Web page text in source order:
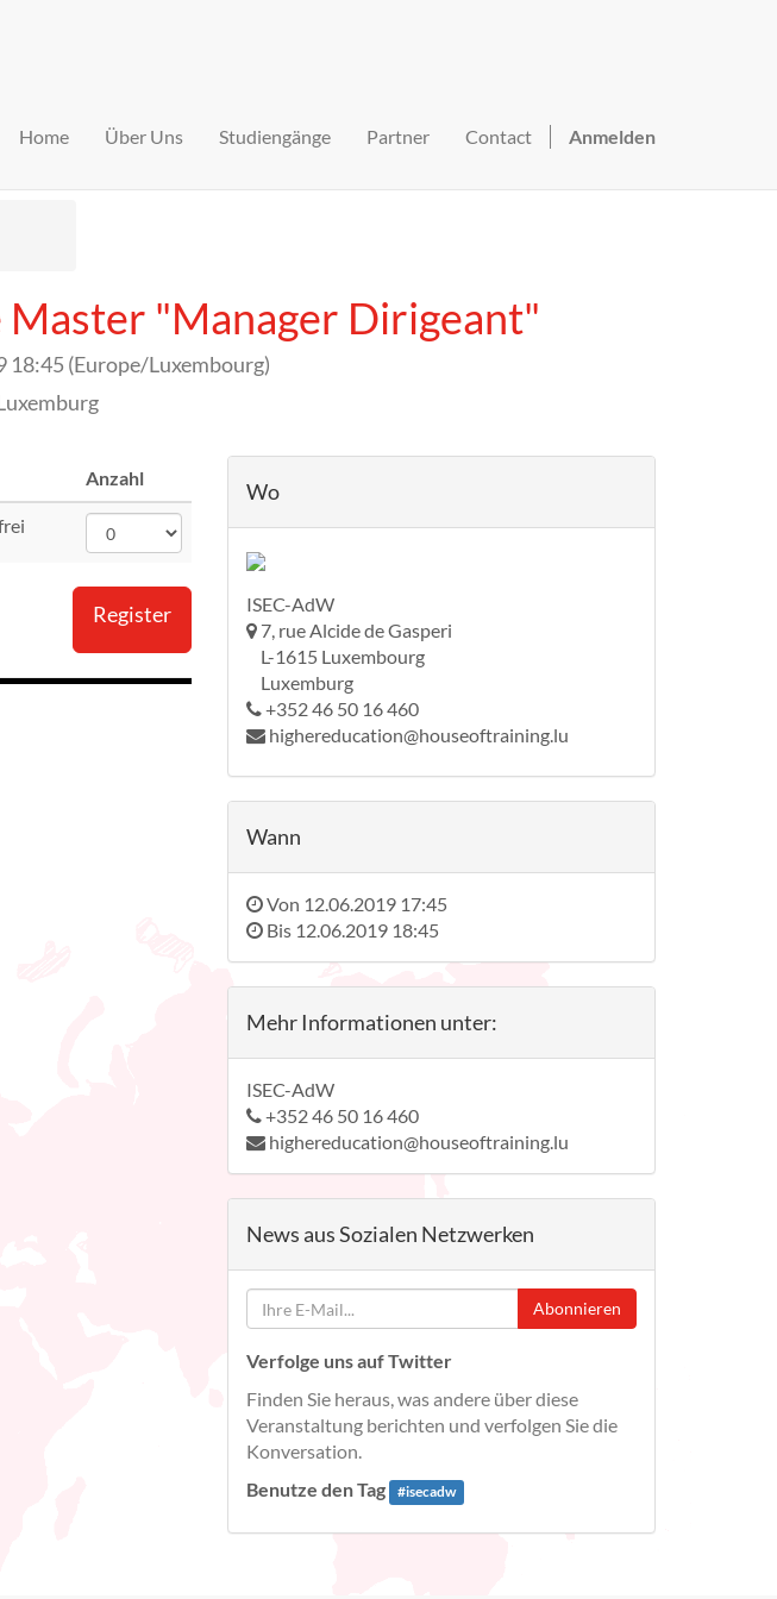
Home Über Uns Studiengänge Partner Contact Anmelden
"Manager Dirigeant"
18:45(Europe/Luxembourg)
Anzahl
Register
Wo
ISEC-AdW
7, rue Alcide de Gasperi
L-1615 Luxembourg
Luxemburg
+352 46 50 16 460
highereducation@houseoftraining.lu
Wann
Von 12.06.2019 17:45
Bis 12.06.2019 18:45
Mehr Informationen unter:
ISEC-AdW
+352 46 50 16 460
highereducation@houseoftraining.lu
News aus Sozialen Netzwerken
Abonnieren
Verfolge uns auf Twitter
Finden Sie heraus, was andere über diese
Veranstaltung berichten und verfolgen Sie die
Konversation.
Benutze den Tag
#isecadw